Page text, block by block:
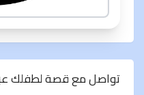
تواصل مع قصة لطفلك